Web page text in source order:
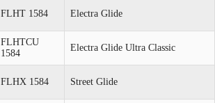
FLHT 1584 Electra Glide
FLHTCU
1584
Electra Glide Ultra Classic
FLHX 1584 Street Glide